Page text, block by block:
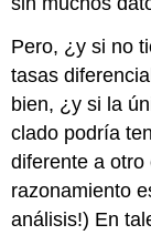
Pero, ¿y si no
tasas
bien, ¿y si la
clado podría
diferente a otro
razonamiento
análisis!) En